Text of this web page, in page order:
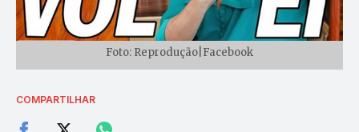
Foto: Reprodução|Facebook
COMPARTILHAR